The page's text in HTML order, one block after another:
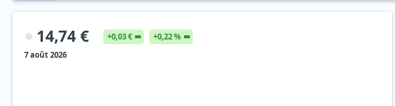
14,74 € +0,03 €
+0,22 %
7 août 2026